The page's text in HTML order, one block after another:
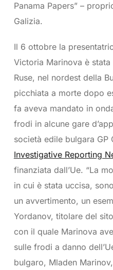
Panama Papers” –
Galizia.
Il 6 ottobre la
Victoria Marinova è
Ruse, nel nordest della
picchiata a morte dopo
fa aveva mandato in
frodi in alcune gare
società edile bulgara GP
Investigative Reporting
finanziata dall’Ue. “La
in cui è stata uccisa,
un avvertimento, un
Yordanov, titolare del
con il quale Marinova
sulle frodi a danno
bulgaro, Mladen